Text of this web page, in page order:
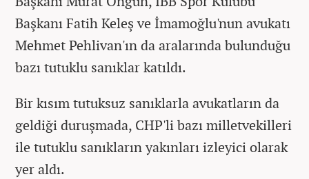
Başkanı Fatih Keleş ve İmamoğlu'nun avukatı
Mehmet Pehlivan'ın da aralarında bulunduğu
bazı tutuklu sanıklar katıldı.
Bir kısım tutuksuz sanıklarla avukatların da
geldiği duruşmada, CHP'li bazı milletvekilleri
ile tutuklu sanıkların yakınları izleyici olarak
yer aldı.